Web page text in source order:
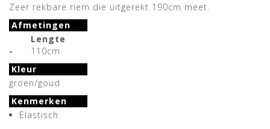
Zeer rekbare riem die uitgerekt 190cm meet.
Afmetingen
Lengte
-
110cm
Kleur
groen/goud
Kenmerken
Elastisch